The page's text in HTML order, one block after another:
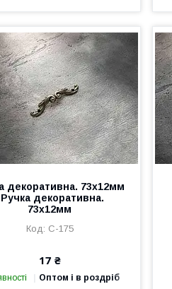
декоративна. 73х12мм
декоративна.
73х12мм
C-175
17 ₴
Оптом і в роздріб